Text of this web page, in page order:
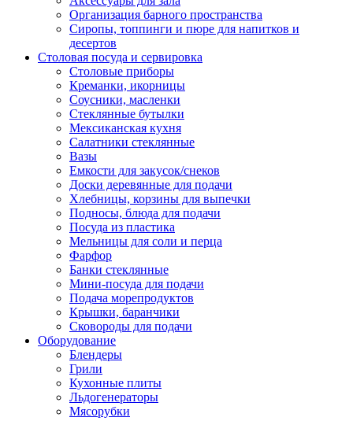
Организация барного пространства
Сиропы, топпинги и пюре для напитков и
десертов
Столовая посуда и сервировка
Столовые приборы
Креманки, икорницы
Соусники, масленки
Стеклянные бутылки
Мексиканская кухня
Салатники стеклянные
Вазы
Емкости для закусок/снеков
Доски деревянные для подачи
Хлебницы, корзины для выпечки
Подносы, блюда для подачи
Посуда из пластика
Мельницы для соли и перца
Фарфор
Банки стеклянные
Мини-посуда для подачи
Подача морепродуктов
Крышки, баранчики
Сковороды для подачи
Оборудование
Блендеры
Грили
Кухонные плиты
Льдогенераторы
Мясорубки